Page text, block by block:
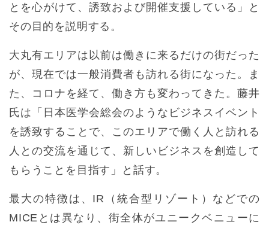
とを心がけて、誘致および開催支援している」と
その目的を説明する。
大丸有エリアは以前は働きに来るだけの街だった
が、現在では一般消費者も訪れる街になった。ま
た、コロナを経て、働き方も変わってきた。藤井
氏は「日本医学会総会のようなビジネスイベント
を誘致することで、このエリアで働く人と訪れる
人との交流を通じて、新しいビジネスを創造して
もらうことを目指す」と話す。
最大の特徴は、IR（統合型リゾート）などでの
MICEとは異なり、街全体がユニークベニューに